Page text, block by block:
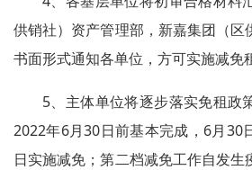
供销社）资产管理部，新嘉集团（区
书面形式通知各单位，方可实施减免
5、主体单位将逐步落实免租政
2022年6月30日前基本完成，6月30
日实施减免；第二档减免工作自发生